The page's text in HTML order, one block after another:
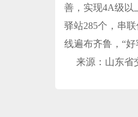
善，实现4A级以
驿站285个，串
线遍布齐鲁，“
来源：山东省